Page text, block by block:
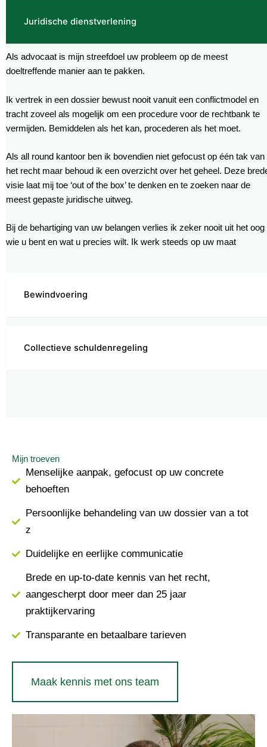
Juridische dienstverlening
Bewindvoering
Collectieve schuldenregeling
Als advocaat is mijn streefdoel uw probleem op de meest
doeltreffende manier aan te pakken.
Ik vertrek in een dossier bewust nooit vanuit een conflictmodel en
tracht zoveel als mogelijk om een procedure voor de rechtbank te
vermijden. Bemiddelen als het kan, procederen als het moet.
Als all round kantoor ben ik bovendien niet gefocust op één tak van
het recht maar behoud ik een overzicht over het geheel. Deze
visie laat mij toe ‘out of the box’ te denken en te zoeken naar de
meest gepaste juridische uitweg.
Bij de behartiging van uw belangen verlies ik zeker nooit uit het oog
wie u bent en wat u precies wilt. Ik werk steeds op uw maat
Mijn troeven
Menselijke aanpak, gefocust op uw concrete
behoeften
Persoonlijke behandeling van uw dossier van a tot
z
Duidelijke en eerlijke communicatie
Brede en up-to-date kennis van het recht,
aangescherpt door meer dan 25 jaar
praktijkervaring
Transparante en betaalbare tarieven
Maak kennis met ons team